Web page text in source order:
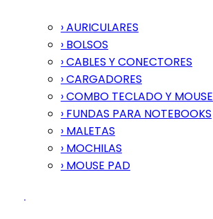
› AURICULARES
› BOLSOS
› CABLES Y CONECTORES
› CARGADORES
› COMBO TECLADO Y MOUSE
› FUNDAS PARA NOTEBOOKS
› MALETAS
› MOCHILAS
› MOUSE PAD